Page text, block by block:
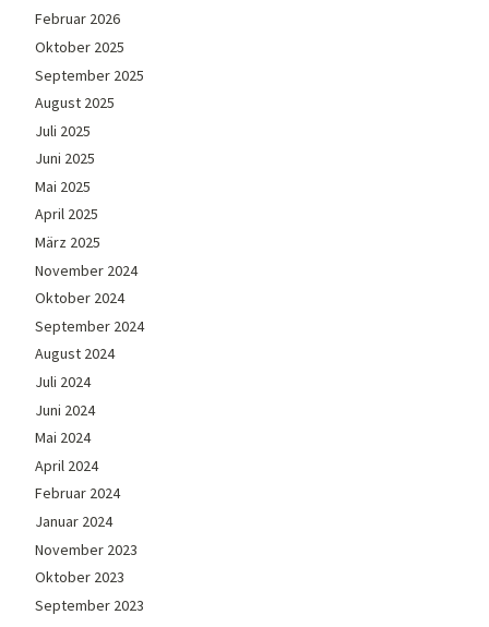
Februar 2026
Oktober 2025
September 2025
August 2025
Juli 2025
Juni 2025
Mai 2025
April 2025
März 2025
November 2024
Oktober 2024
September 2024
August 2024
Juli 2024
Juni 2024
Mai 2024
April 2024
Februar 2024
Januar 2024
November 2023
Oktober 2023
September 2023